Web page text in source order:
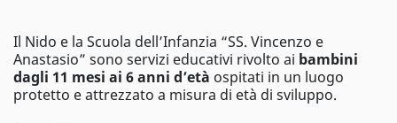
Il Nido e la Scuola dell’Infanzia “SS. Vincenzo e
Anastasio” sono servizi educativi rivolto ai bambini
dagli 11 mesi ai 6 anni d’età ospitati in un luogo
protetto e attrezzato a misura di età di sviluppo.